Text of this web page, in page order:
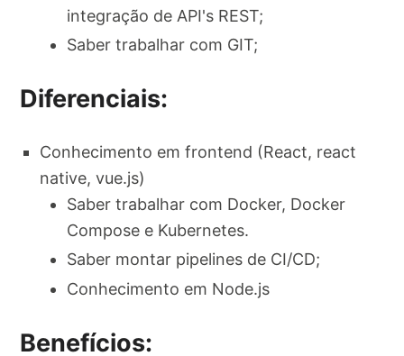
integração de API's REST;
Saber trabalhar com GIT;
Diferenciais:
Conhecimento em frontend (React, react
native, vue.js)
Saber trabalhar com Docker, Docker
Compose e Kubernetes.
Saber montar pipelines de CI/CD;
Conhecimento em Node.js
Benefícios: